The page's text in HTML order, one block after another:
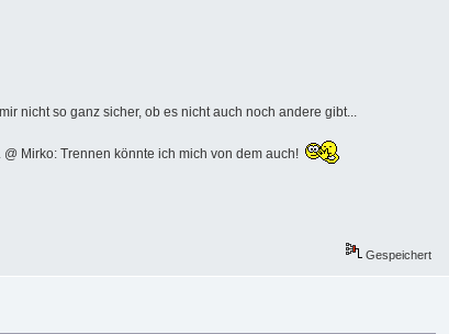
nicht so ganz sicher, ob es nicht auch noch andere gibt...
Mirko: Trennen könnte ich mich von dem auch!
Gespeichert